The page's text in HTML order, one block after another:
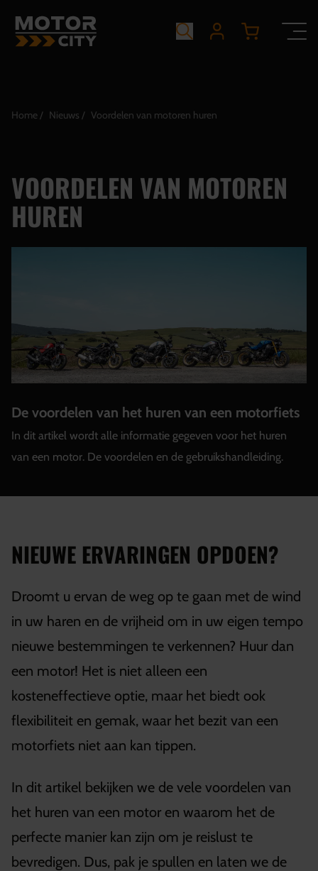
Home Nieuws Voordelen van motoren huren
VOORDELEN VAN MOTOREN
HUREN
De voordelen van het huren van een motorfiets
In dit artikel wordt alle informatie gegeven voor het huren
van een motor. De voordelen en de gebruikshandleiding.
NIEUWE ERVARINGEN OPDOEN?
Droomt u ervan de weg op te gaan met de wind
in uw haren en de vrijheid om in uw eigen tempo
nieuwe bestemmingen te verkennen? Huur dan
een motor! Het is niet alleen een
kosteneffectieve optie, maar het biedt ook
flexibiliteit en gemak, waar het bezit van een
motorfiets niet aan kan tippen.
In dit artikel bekijken we de vele voordelen van
het huren van een motor en waarom het de
perfecte manier kan zijn om je reislust te
bevredigen. Dus, pak je spullen en laten we de